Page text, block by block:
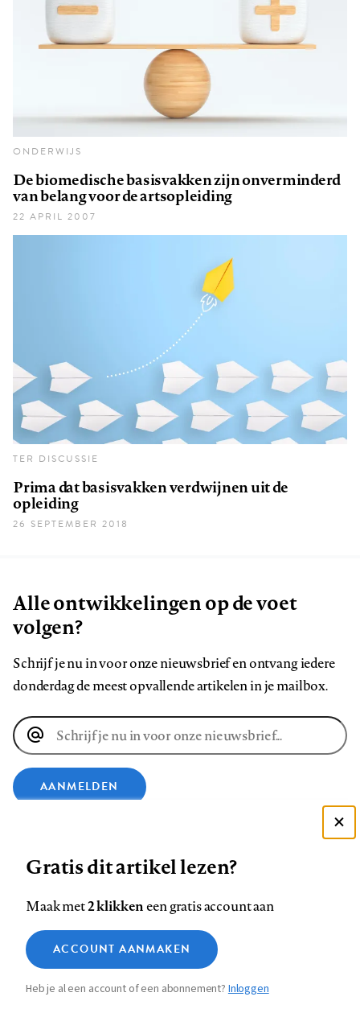
ONDERWIJS
De biomedische basisvakken zijn onverminderd
van belang voor de artsopleiding
22 APRIL 2007
TER DISCUSSIE
Prima dat basisvakken verdwijnen uit de
opleiding
26 SEPTEMBER 2018
Alle ontwikkelingen op de voet
volgen?
Schrijf je nu in voor onze nieuwsbrief en ontvang iedere
donderdag de meest opvallende artikelen in je mailbox.
E-
mailadres
AANMELDEN
ons
op
Facebook
ons
ons
ons
Instagram
ons
YouTube
ons
Footer
navigation
Contact Colofon Disclaimer Privacy
Medische vragen verdienen
betrouwbare antwoorden
Zie onze cookie policy
Analytische cookies
Marketing cookies
Gratis dit artikel lezen?
Maak met2 klikkeneen gratis account aan
ACCOUNT AANMAKEN
Heb je al een account of een abonnement?Inloggen